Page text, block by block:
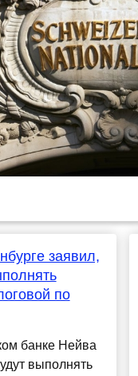
заявил,
по
банке Нейва
выполнять